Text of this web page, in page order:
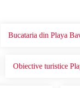
Bucataria din Playa
Obiective turistice